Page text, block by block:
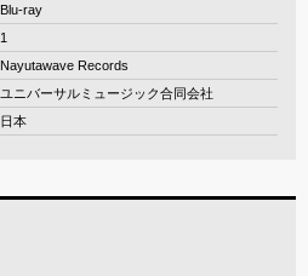
Blu-ray
1
Nayutawave Records
ユニバーサルミュージック合同会社
日本